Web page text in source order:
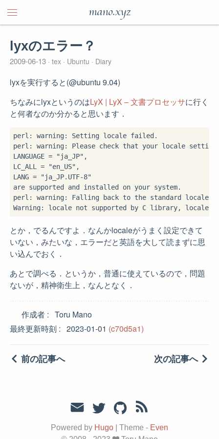
mano.xyz
lyxのエラー？
2009-06-13 tex Ubuntu Diary
lyxを実行すると(@ubuntu 9.04)
ちなみにlyxというのはLyX | LyX – 文書プロセッサに行く
と何者なのか分かると思います．
perl: warning: Setting locale failed.
perl: warning: Please check that your locale
LANGUAGE = "ja_JP",
LC_ALL = "en_US",
LANG = "ja_JP.UTF-8"
are supported and installed on your system.
perl: warning: Falling back to the standard locale
とか，でるんですよ．なんかlocaleがうまく設定できて
いない，みたいな，エラーだと英語を大して読まずに思
い込んでおく．
あとで調べる．というか，普通に使えているので，問題
ないが，精神衛生上，なんとなく．
作成者
Toru Mano
最終更新時刻
2023-01-01 (c70d5a1)
前の記事へ 次の記事へ
Powered by Hugo Theme - Even